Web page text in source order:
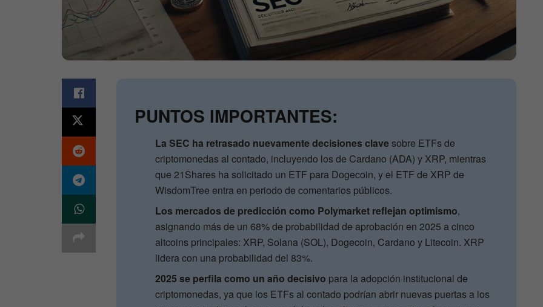
PUNTOS IMPORTANTES:
La SEC ha retrasado nuevamente decisiones clavesobre ETFs de
criptomonedas al contado, incluyendo los de Cardano (ADA) y XRP, mientras
que 21Shares ha solicitado un ETF para Dogecoin, y el ETF de XRP de
WisdomTree entra en periodo de comentarios públicos.
Los mercados de predicción como Polymarket reflejan optimismo,
asignando más de un 68% de probabilidad de aprobación en 2025 a cinco
altcoins principales: XRP, Solana (SOL), Dogecoin, Cardano y Litecoin. XRP
lidera con una probabilidad del 83%.
2025 se perfila como un año decisivo para la adopción institucional de
criptomonedas, ya que los ETFs al contado podrían abrir nuevas puertas a los